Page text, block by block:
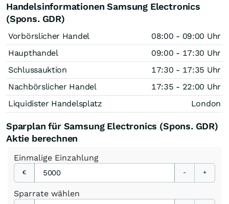
Handelsinformationen Samsung Electronics
(Spons. GDR)
Vorbörslicher Handel
08:00 - 09:00 Uhr
Haupthandel
09:00 - 17:30 Uhr
Schlussauktion
17:30 - 17:35 Uhr
Nachbörslicher Handel
17:35 - 22:00 Uhr
Liquidister Handelsplatz
London
Sparplan für Samsung Electronics (Spons. GDR)
Aktie berechnen
Einmalige Einzahlung
€ - +
Sparrate wählen